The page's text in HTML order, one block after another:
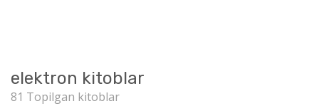
elektron kitoblar
81 Topilgan kitoblar